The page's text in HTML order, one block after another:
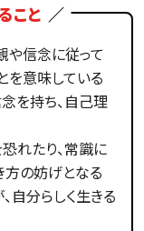
こと
や信念に従って
を意味している
を持ち、自己理
れたり、常識に
方の妨げとなる
自分らしく生きる